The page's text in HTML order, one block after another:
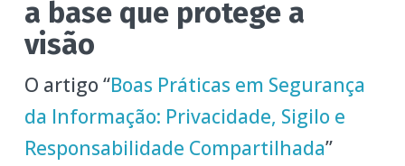
a base que protege a
visão
O artigo “Boas Práticas em Segurança
da Informação: Privacidade, Sigilo e
Responsabilidade Compartilhada”